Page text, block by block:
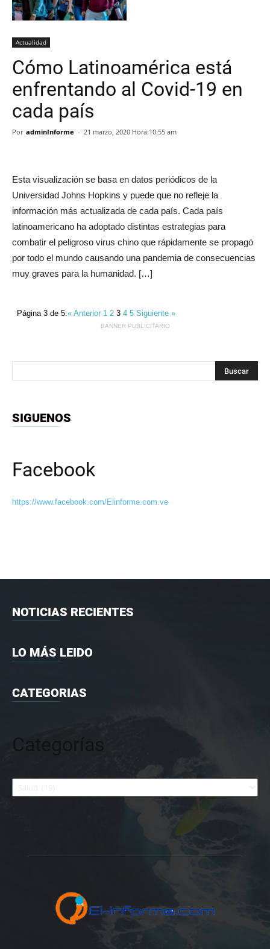
Actualidad
Cómo Latinoamérica está
enfrentando al Covid-19 en
cada país
Por adminInforme - 21 marzo, 2020 Hora:10:55 am
Esta visualización se basa en datos periódicos de la
Universidad Johns Hopkins y puede que no refleje la
información más actualizada de cada país. Cada país
latinoamericano ha adoptado distintas estrategias para
combatir el peligroso virus chino que rápidamente se propagó
por todo el mundo causando una pandemia de consecuencias
muy graves para la humanidad. […]
Página 3 de 5:« Anterior 123 45Siguiente »
BANNER PUBLICITARIO
SIGUENOS
Facebook
https://www.facebook.com/Elinforme.com.ve
NOTICIAS RECIENTES
LO MÁS LEIDO
CATEGORIAS
Categorías
Categorías